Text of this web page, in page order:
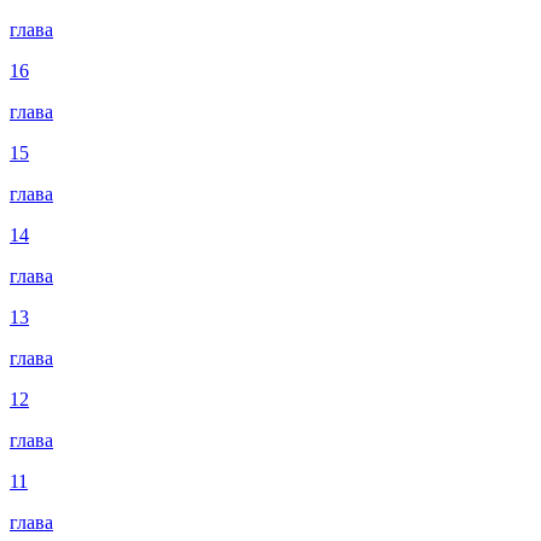
глава
16
глава
15
глава
14
глава
13
глава
12
глава
11
глава